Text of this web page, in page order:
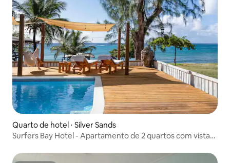
Quarto de hotel ⋅ Silver Sands
Surfers Bay Hotel - Apartamento de 2 quartos com vista